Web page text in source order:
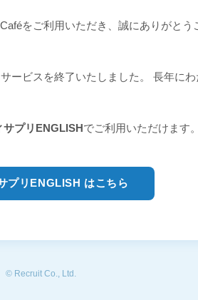
をご利用いただき、誠にありがとう
ービスを終了いたしました。 長年に
サプリENGLISHでご利用いただけます。
プリENGLISH はこちら
© Recruit Co., Ltd.